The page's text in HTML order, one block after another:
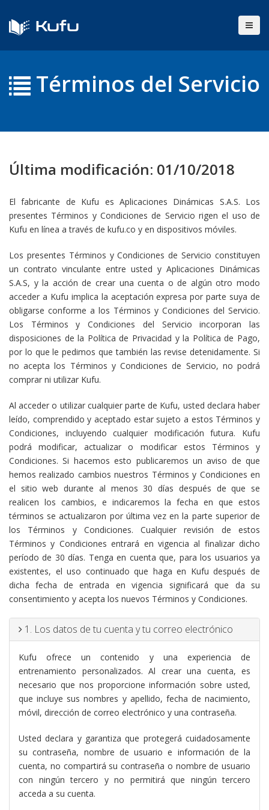
Kufu
Términos del Servicio
Última modificación: 01/10/2018
El fabricante de Kufu es Aplicaciones Dinámicas S.A.S. Los
presentes Términos y Condiciones de Servicio rigen el uso de
Kufu en línea a través de kufu.co y en dispositivos móviles.
Los presentes Términos y Condiciones de Servicio constituyen
un contrato vinculante entre usted y Aplicaciones Dinámicas
S.A.S, y la acción de crear una cuenta o de algún otro modo
acceder a Kufu implica la aceptación expresa por parte suya de
obligarse conforme a los Términos y Condiciones del Servicio.
Los Términos y Condiciones del Servicio incorporan las
disposiciones de la Política de Privacidad y la Política de Pago,
por lo que le pedimos que también las revise detenidamente. Si
no acepta los Términos y Condiciones de Servicio, no podrá
comprar ni utilizar Kufu.
Al acceder o utilizar cualquier parte de Kufu, usted declara haber
leído, comprendido y aceptado estar sujeto a estos Términos y
Condiciones, incluyendo cualquier modificación futura. Kufu
podrá modificar, actualizar o modificar estos Términos y
Condiciones. Si hacemos esto publicaremos un aviso de que
hemos realizado cambios nuestros Términos y Condiciones en
el sitio web durante al menos 30 días después de que se
realicen los cambios, e indicaremos la fecha en que estos
términos se actualizaron por última vez en la parte superior de
los Términos y Condiciones. Cualquier revisión de estos
Términos y Condiciones entrará en vigencia al finalizar dicho
período de 30 días. Tenga en cuenta que, para los usuarios ya
existentes, el uso continuado que haga en Kufu después de
dicha fecha de entrada en vigencia significará que da su
consentimiento y acepta los nuevos Términos y Condiciones.
1. Los datos de tu cuenta y tu correo electrónico
Kufu ofrece un contenido y una experiencia de
entrenamiento personalizados. Al crear una cuenta, es
necesario que nos proporcione información sobre usted,
que incluye sus nombres y apellido, fecha de nacimiento,
móvil, dirección de correo electrónico y una contraseña.
Usted declara y garantiza que protegerá cuidadosamente
su contraseña, nombre de usuario e información de la
cuenta, no compartirá su contraseña o nombre de usuario
con ningún tercero y no permitirá que ningún tercero
acceda a su cuenta.